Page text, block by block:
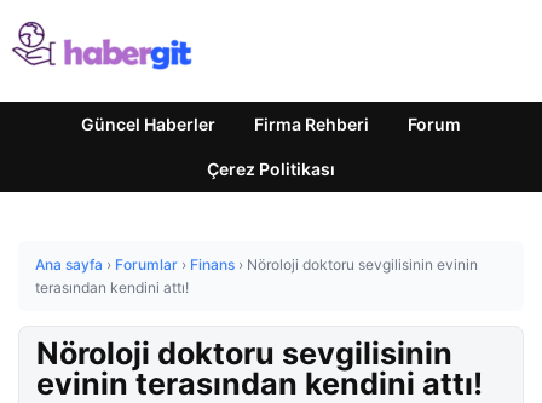
Güncel Haberler Firma Rehberi Forum
Çerez Politikası
Ana sayfa › Forumlar › Finans › Nöroloji doktoru sevgilisinin evinin
terasından kendini attı!
Nöroloji doktoru sevgilisinin
evinin terasından kendini attı!